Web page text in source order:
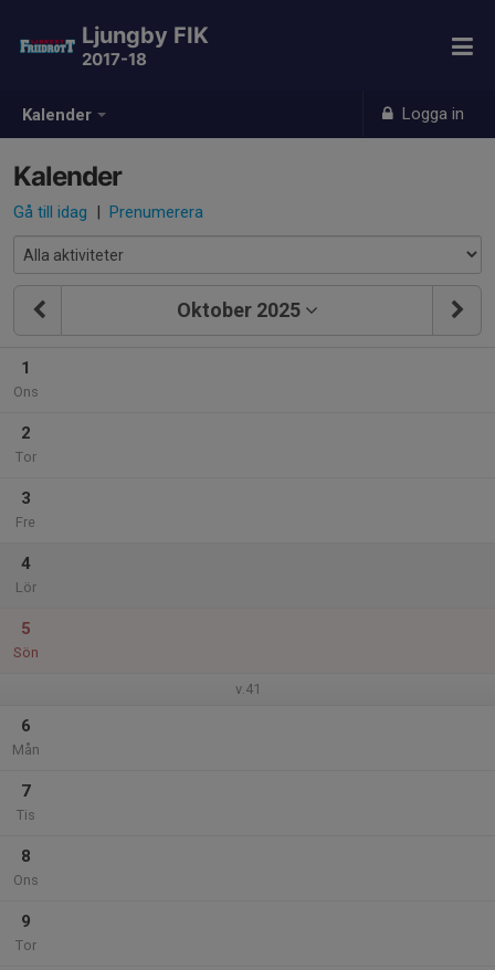
Kalender Logga in
Ljungby FIK
2017-18
Kalender
Gå till idag | Prenumerera
Oktober 2025
1
Ons
2
Tor
3
Fre
4
Lör
5
Sön
v.41
6
Mån
7
Tis
8
Ons
9
Tor